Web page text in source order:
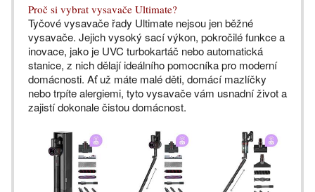
Proč si vybrat vysavače Ultimate?
Tyčové vysavače řady Ultimate nejsou jen běžné
vysavače. Jejich vysoký sací výkon, pokročilé funkce a
inovace, jako je UVC turbokartáč nebo automatická
stanice, z nich dělají ideálního pomocníka pro moderní
domácnosti. Ať už máte malé děti, domácí mazlíčky
nebo trpíte alergiemi, tyto vysavače vám usnadní život a
zajistí dokonale čistou domácnost.